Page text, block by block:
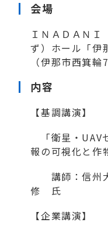
会場
ＩＮＡＤＡＮ
ず）ホール「伊
（伊那市西箕輪
内容
【基調講演】
「衛星・UAV
報の可視化と作
講師：信州
修 氏
【企業講演】